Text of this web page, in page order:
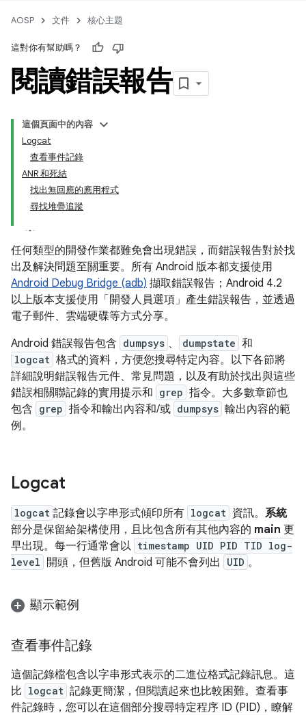
AOSP 文件 核心主題
這對你有幫助嗎？
閱讀錯誤報告
這個頁面中的內容
Logcat
查看事件記錄
ANR 和死結
找出無回應的應用程式
尋找堆疊追蹤
任何類型的開發作業都難免會出現錯誤，而錯誤報告對於找
出及解決問題至關重要。所有 Android 版本都支援使用
Android Debug Bridge (adb) 擷取錯誤報告；Android 4.2
以上版本支援使用「開發人員選項」 產生錯誤報告，並透過
電子郵件、雲端硬碟等方式分享。
Android 錯誤報告包含 dumpsys 、 dumpstate 和
logcat 格式的資料，方便您搜尋特定內容。以下各節將
詳細說明錯誤報告元件、常見問題，以及有助於找出與這些
錯誤相關聯記錄的實用提示和 grep 指令。大多數章節也
包含 grep 指令和輸出內容和/或 dumpsys 輸出內容的範
例。
Logcat
logcat 記錄會以字串形式傾印所有 logcat 資訊。 系統
部分是保留給架構使用，且比包含所有其他內容的 main 更
早出現。每一行通常會以 timestamp UID PID TID log-
level
開頭，但舊版 Android 可能不會列出 UID 。
顯示範例
查看事件記錄
這個記錄檔包含以字串形式表示的二進位格式記錄訊息。這
比 logcat 記錄更簡潔，但閱讀起來也比較困難。查看事
件記錄時，您可以在這個部分搜尋特定程序 ID (PID)，瞭解